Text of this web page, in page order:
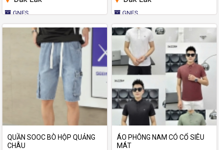
GNES GNES
QUẦN SOOC BÒ HỘP QUẢNG
CHÂU
ÁO PHÔNG NAM CÓ CỔ SIÊU
MÁT